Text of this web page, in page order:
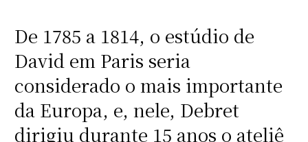
De 1785 a 1814, o estúdio de
David em Paris seria
considerado o mais importante
da Europa, e, nele, Debret
dirigiu durante 15 anos o ateliê